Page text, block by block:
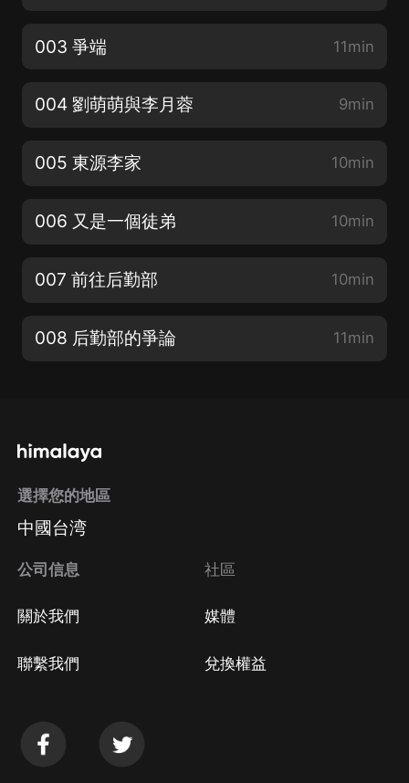
003 爭端 11min
004 劉萌萌與李月蓉 9min
005 東源李家 10min
006 又是一個徒弟 10min
007 前往后勤部 10min
008 后勤部的爭論 11min
選擇您的地區
中國台湾
公司信息
關於我們
聯繫我們
社區
媒體
兌換權益